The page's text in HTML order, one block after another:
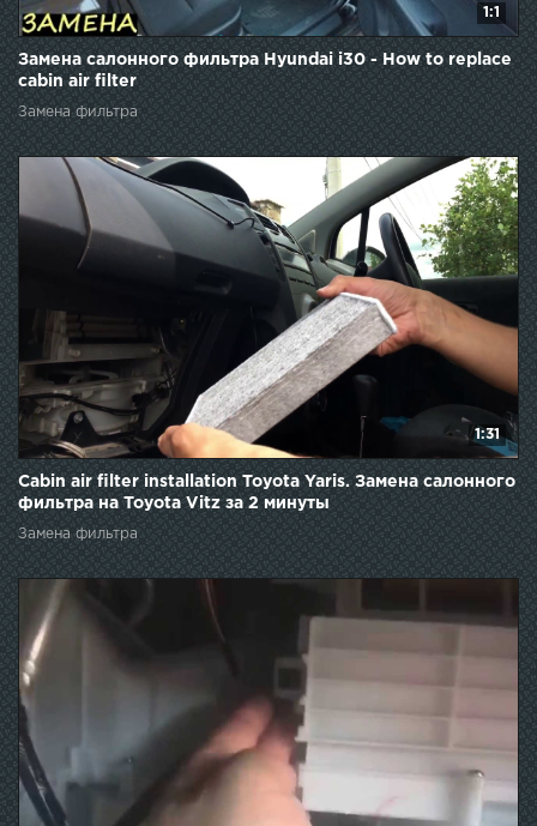
1:1
Замена салонного фильтра Hyundai i30 - How to replace
cabin air filter
Замена фильтра
1:31
Cabin air filter installation Toyota Yaris. Замена салонного
фильтра на Toyota Vitz за 2 минуты
Замена фильтра